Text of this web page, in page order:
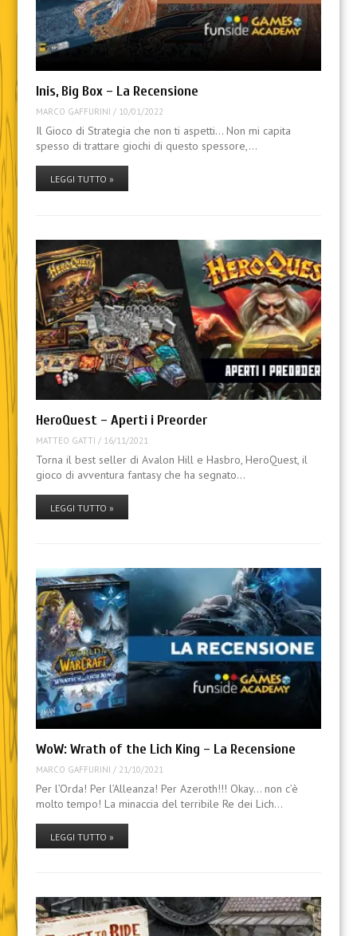
Inis, Big Box – La Recensione
MARCO GAFFURINI / 10/01/2022
Il Gioco di Strategia che non ti aspetti… Non mi capita
spesso di trattare giochi di questo spessore,…
LEGGI TUTTO »
HeroQuest – Aperti i Preorder
MATTEO GATTI / 16/11/2021
Torna il best seller di Avalon Hill e Hasbro, HeroQuest, il
gioco di avventura fantasy che ha segnato…
LEGGI TUTTO »
WoW: Wrath of the Lich King – La Recensione
MARCO GAFFURINI / 21/10/2021
Per l’Orda! Per l’Alleanza! Per Azeroth!!! Okay… non c’è
molto tempo! La minaccia del terribile Re dei Lich…
LEGGI TUTTO »